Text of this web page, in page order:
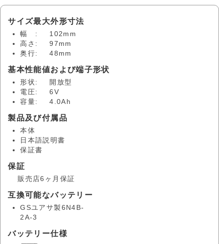
サイズ最大外形寸法
幅 :
102mm
高さ:
97mm
奥行:
48mm
基本性能値および端子形状
形状:
開放型
電圧:
6V
容量:
4.0Ah
製品及び付属品
本体
日本語説明書
保証書
保証
販売店6ヶ月保証
互換可能なバッテリー
GSユアサ製6N4B-
2A-3
バッテリー仕様